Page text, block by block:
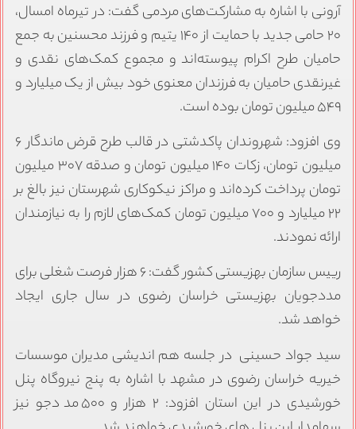
آرونی با اشاره به مشارکت‌های مردمی گفت: در تیرماه امسال،
۲۰ حامی جدید با حمایت از ۱۴۰ یتیم و فرزند محسنین به جمع
حامیان طرح اکرام پیوسته‌اند و مجموع کمک‌های نقدی و
غیرنقدی حامیان به فرزندان معنوی خود بیش از یک میلیارد و
۵۴۹ میلیون تومان بوده است.
وی افزود: شهروندان پاکدشتی در قالب طرح قرض ماندگار ۶
میلیون تومان، زکات ۱۴۰ میلیون تومان و صدقه ۳۰۷ میلیون
تومان پرداخت کرده‌اند و مراکز نیکوکاری شهرستان نیز بالغ بر
۲۲ میلیارد و ۷۰۰ میلیون تومان کمک‌های لازم را به نیازمندان
ارائه نمودند.
رییس سازمان بهزیستی کشور گفت: ۶ هزار فرصت شغلی برای
مددجویان بهزیستی خراسان رضوی در سال جاری ایجاد
خواهد شد.
سید جواد حسینی در جلسه هم اندیشی مدیران موسسات
خیریه خراسان رضوی در مشهد با اشاره به پنج نیروگاه پنل
خورشیدی در این استان افزود: ۲ هزار و ۵۰۰ مددجو نیز